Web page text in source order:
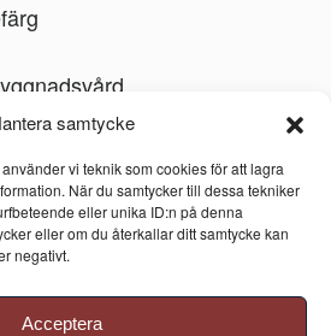
samtycke
vi teknik som cookies för att lagra
När du samtycker till dessa tekniker
eller unika ID:n på denna
eller om du återkallar ditt samtycke kan
negativt.
Acceptera